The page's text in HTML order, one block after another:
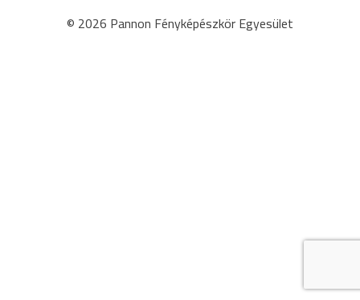
© 2026 Pannon Fényképészkör Egyesület